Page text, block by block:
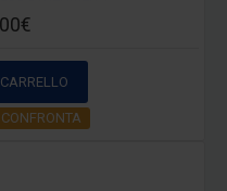
CONFRONTA